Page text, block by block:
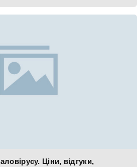
Ціни, відгуки,